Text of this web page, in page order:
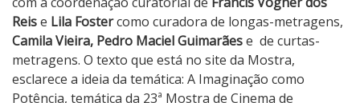
0
2
0
Reise Lila Fostercomo curadora de longas-metragens,
Camila Vieira, Pedro Maciel Guimarãese de curtas-
metragens. O texto que está no site da Mostra,
esclarece a ideia da temática: A Imaginação como
Potência, temática da 23ª Mostra de Cinema de